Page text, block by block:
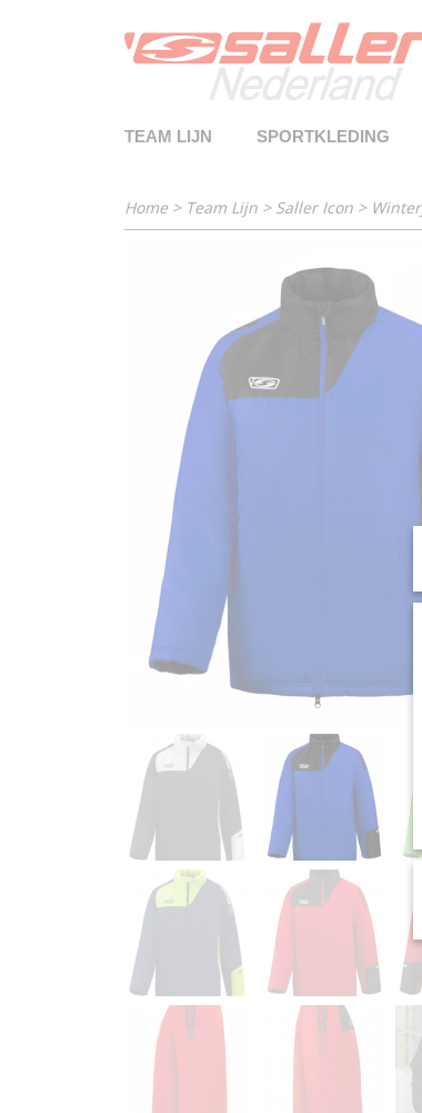
TEAM LIJN SPORTKLEDING
Home> Team Lijn > Saller Icon >